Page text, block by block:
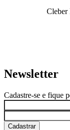
prazo,Cleber
Newsletter
Cadastre-se e fique
Cadastrar